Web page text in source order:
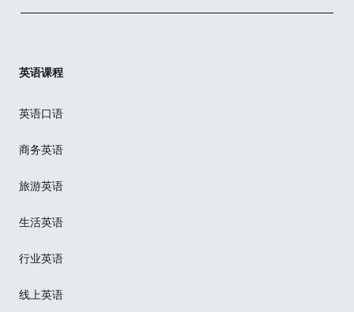
英语课程
英语口语
商务英语
旅游英语
生活英语
行业英语
线上英语